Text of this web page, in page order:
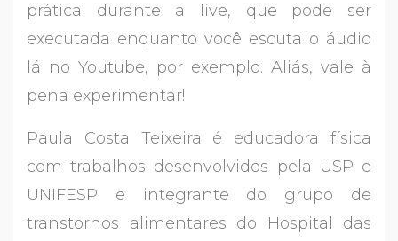
prática durante a live, que pode ser
executada enquanto você escuta o áudio
lá no Youtube, por exemplo. Aliás, vale à
pena experimentar!
Paula Costa Teixeira é educadora física
com trabalhos desenvolvidos pela USP e
UNIFESP e integrante do grupo de
transtornos alimentares do Hospital das